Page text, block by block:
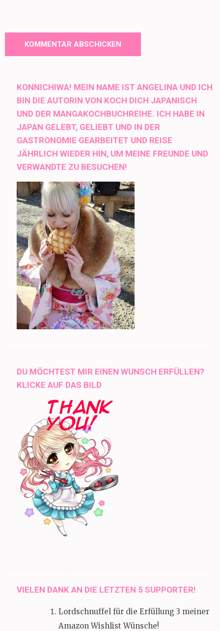
KONNICHIWA! MEIN NAME IST ANGELINA UND ICH
BIN DIE AUTORIN VON KOCH DICH JAPANISCH
UND DER MANGAKOCHBUCHREIHE. ICH HABE IN
JAPAN GELEBT, GELIEBT UND IN DER
GASTRONOMIE GEARBEITET UND REISE
JÄHRLICH WIEDER HIN, UM MEINE FREUNDE UND
VERWANDTE ZU BESUCHEN!
DU MÖCHTEST MIR EINEN WUNSCH ERFÜLLEN?
KLICKE AUF DAS BILD
VIELEN DANK AN DIE LETZTEN 5 SUPPORTER!
Lordschnuffel für die Erfüllung 3 meiner
Amazon Wishlist Wünsche!